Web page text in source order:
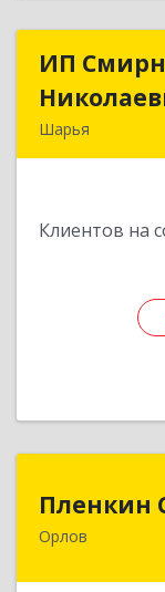
ИП
Шарья
Клиентов на
Пленкин
Орлов